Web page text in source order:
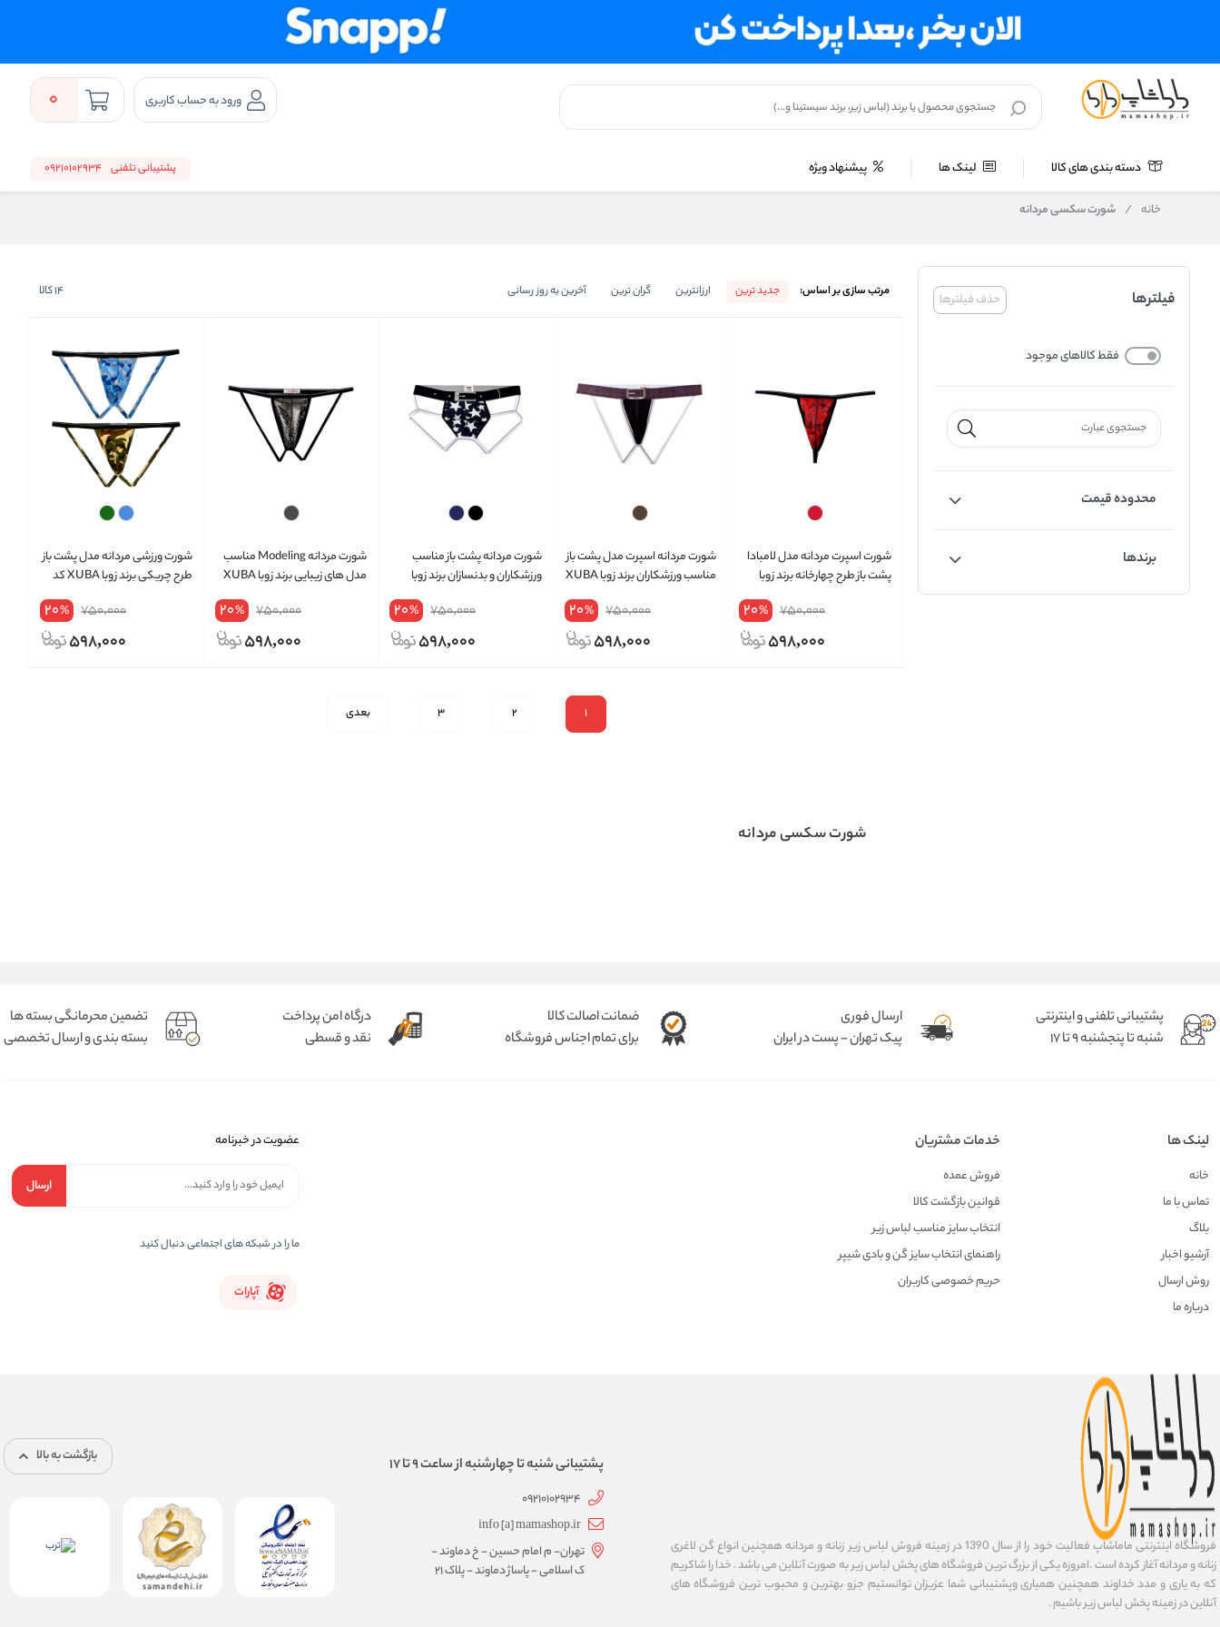
ورود به حساب کاربری 0
دسته بندی های کالا لینک ها پیشنهاد ویژه پشتیبانی تلفنی 09210102934
خانه / شورت سکسی مردانه
حذف فیلترها فیلترها
فقط کالاهای موجود
محدوده قیمت
برندها
مرتب سازی بر اساس: جدید ترین ارزانترین گران ترین آخرین به روز رسانی 14کالا
شورت اسپرت مردانه مدل لامبادا
پشت باز طرح چهارخانه برند زوبا
750,000
20%
598,000
شورت مردانه اسپرت مدل پشت باز
مناسب ورزشکاران برند زوبا XUBA
750,000
20%
598,000
شورت مردانه پشت باز مناسب
ورزشکاران و بدنسازان برند زوبا
750,000
20%
598,000
شورت مردانه Modeling مناسب
مدل های زیبایی برند زوبا XUBA
750,000
20%
598,000
شورت ورزشی مردانه مدل پشت باز
طرح چریکی برند زوبا XUBA کد
750,000
20%
598,000
1
2
3 بعدی
شورت سکسی مردانه
پشتیبانی تلفنی و اینترنتی
شنبه تا پنجشنبه 9 تا 17
ارسال فوری
پیک تهران - پست در ایران
ضمانت اصالت کالا
برای تمام اجناس فروشگاه
درگاه امن پرداخت
نقد و قسطی
تضمین محرمانگی بسته ها
بسته بندی و ارسال تخصصی
لینک ها
خانه
تماس با ما
بلاگ
آرشیو اخبار
روش ارسال
درباره ما
خدمات مشتریان
فروش عمده
قوانین بازگشت کالا
انتخاب سایز مناسب لباس زیر
راهنمای انتخاب سایز گن و بادی شیپر
حریم خصوصی کاربران
عضویت در خبرنامه
ارسال
ما را در شبکه های اجتماعی دنبال کنید
آپارات
فروشگاه اینترنتی ماماشاپ فعالیت خود را از سال 1390 در زمینه فروش لباس زیر زنانه و مردانه همچنین انواع گن لاغری
زنانه و مردانه آغاز کرده است .امروزه یکی از بزرگ ترین فروشگاه های پخش لباس زیر به صورت آنلاین می باشد . خدا را شاکریم
که به یاری و مدد خداوند همچنین همیاری وپشتیبانی شما عزیزان توانستیم جزو بهترین و محبوب ترین فروشگاه های
آنلاین در زمینه پخش لباس زیر باشیم .
پشتیبانی شنبه تا چهارشنبه از ساعت 9 تا 17
09210102934
info [a] mamashop.ir
تهران- م امام حسین - خ دماوند -
ک اسلامی - پاساژ دماوند - پلاک 21
بازگشت به بالا